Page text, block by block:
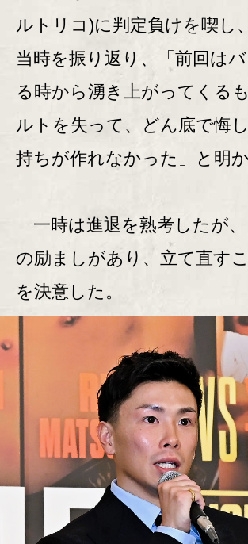
ルトリコ)に判定負けを喫し
当時を振り返り、「前回は
る時から湧き上がってくる
ルトを失って、どん底で悔
持ちが作れなかった」と明か
一時は進退を熟考したが
の励ましがあり、立て直す
を決意した。